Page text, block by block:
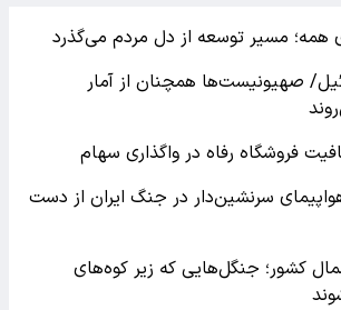
همه؛ مسیر توسعه از دل مردم می‌گذرد
صهیونیست‌ها همچنان از آمار
فروشگاه رفاه در واگذاری سهام
دستکم 7 هواپیمای سرنشین‌دار در جنگ ایران از دست
کشور؛ جنگل‌هایی که زیر کوه‌های